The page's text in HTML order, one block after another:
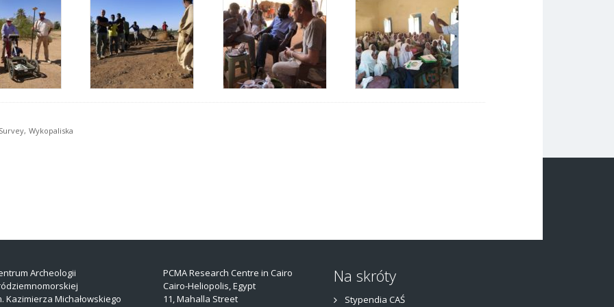
Survey Wykopaliska
Archeologii
Kazimierza Michałowskiego
PCMA Research Centre in Cairo
Cairo-Heliopolis, Egypt
11, Mahalla Street
Na skróty
Stypendia CAŚ